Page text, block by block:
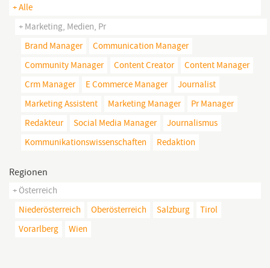
+ Alle
+ Marketing, Medien, Pr
Brand Manager
Communication Manager
Community Manager
Content Creator
Content Manager
Crm Manager
E Commerce Manager
Journalist
Marketing Assistent
Marketing Manager
Pr Manager
Redakteur
Social Media Manager
Journalismus
Kommunikationswissenschaften
Redaktion
Regionen
+ Österreich
Niederösterreich
Oberösterreich Salzburg
Tirol
Vorarlberg
Wien